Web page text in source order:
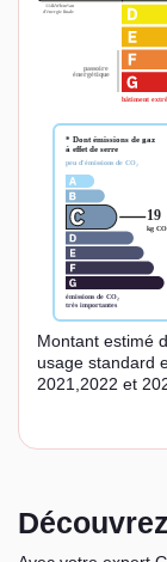
Montant estimé
usage standard
2021,2022 et